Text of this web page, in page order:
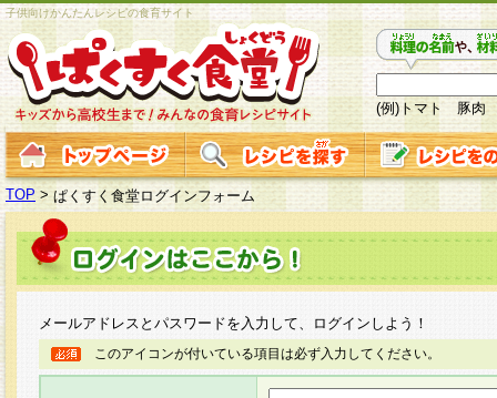
子供向けかんたんレシピの食育サイト
(例)トマト 豚肉
TOP > ぱくすく食堂ログインフォーム
メールアドレスとパスワードを入力して、ログインしよう！
このアイコンが付いている項目は必ず入力してください。